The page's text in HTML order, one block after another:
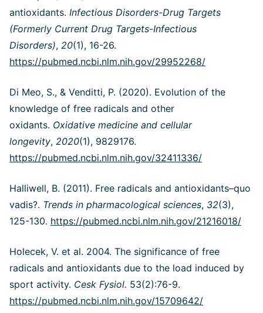
antioxidants. Infectious Disorders-Drug Targets
(Formerly Current Drug Targets-Infectious
Disorders), 20(1), 16-26.
https://pubmed.ncbi.nlm.nih.gov/29952268/
Di Meo, S., & Venditti, P. (2020). Evolution of the
knowledge of free radicals and other
oxidants. Oxidative medicine and cellular
longevity, 2020(1), 9829176.
https://pubmed.ncbi.nlm.nih.gov/32411336/
Halliwell, B. (2011). Free radicals and antioxidants–quo
vadis?. Trends in pharmacological sciences, 32(3),
125-130. https://pubmed.ncbi.nlm.nih.gov/21216018/
Holecek, V. et al. 2004. The significance of free
radicals and antioxidants due to the load induced by
sport activity. Cesk Fysiol. 53(2):76-9.
https://pubmed.ncbi.nlm.nih.gov/15709642/